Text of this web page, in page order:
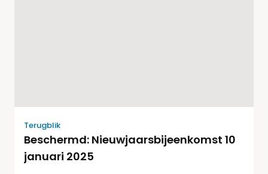
Terugblik
Beschermd: Nieuwjaarsbijeenkomst 10
januari 2025